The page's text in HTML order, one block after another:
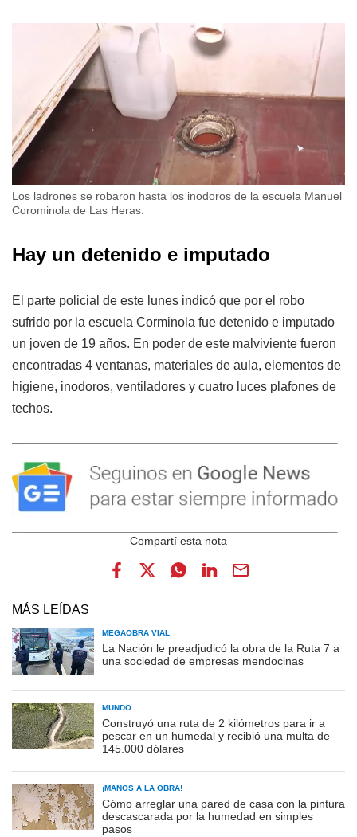
Los ladrones se robaron hasta los inodoros de la escuela Manuel
Corominola de Las Heras.
Hay un detenido e imputado
El parte policial de este lunes indicó que por el robo
sufrido por la escuela Corminola fue detenido e imputado
un joven de 19 años. En poder de este malviviente fueron
encontradas 4 ventanas, materiales de aula, elementos de
higiene, inodoros, ventiladores y cuatro luces plafones de
techos.
MÁS LEÍDAS
MEGAOBRA VIAL
La Nación le preadjudicó la obra de la Ruta 7 a
una sociedad de empresas mendocinas
MUNDO
Construyó una ruta de 2 kilómetros para ir a
pescar en un humedal y recibió una multa de
145.000 dólares
¡MANOS A LA OBRA!
Cómo arreglar una pared de casa con la pintura
descascarada por la humedad en simples
pasos